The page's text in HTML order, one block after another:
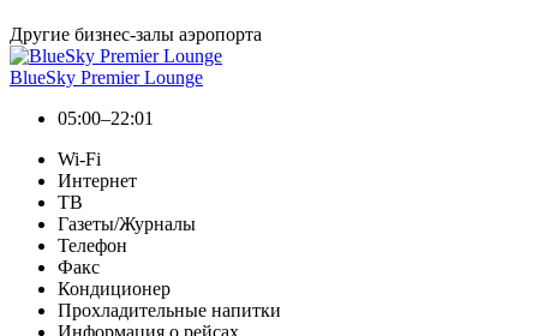
Другие бизнес-залы аэропорта
BlueSky Premier Lounge
05:00–22:01
Wi-Fi
Интернет
ТВ
Газеты/Журналы
Телефон
Факс
Кондиционер
Прохладительные напитки
Информация о рейсах